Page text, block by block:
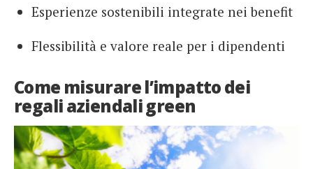
Esperienze sostenibili integrate nei benefit
Flessibilità e valore reale per i dipendenti
Come misurare l’impatto dei
regali aziendali green